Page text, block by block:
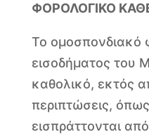
ΦΟΡΟΛΟΓΙΚΟ
Το ομοσπονδιακό
εισοδήματος του
καθολικό, εκτός
περιπτώσεις,
εισπράττονται